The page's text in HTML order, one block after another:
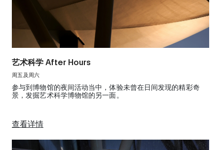
艺术科学 After Hours
周五及周六
参与到博物馆的夜间活动当中，体验未曾在日间发现的精彩奇
景，发掘艺术科学博物馆的另一面。
查看详情